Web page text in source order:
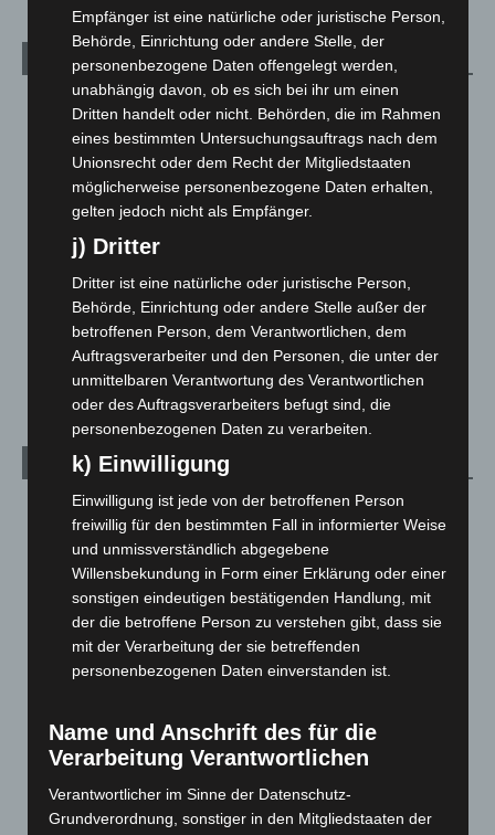
Kategorien
Blaulicht
2.799
Corona-News
712
Hannover und Region
Langenhagen und Ortsteile
Leserbriefe
Menschen
Über uns
Veranstaltungen
Archiv
August 2026(12)
Juli 2026 (73)
Juni 2026(139)
Mai 2026(99)
April 2026(99)
März 2026(115)
Januar 2026(122)
(103)
November 2025
Empfänger ist eine natürliche oder juristische Person,
Behörde, Einrichtung oder andere Stelle, der
personenbezogene Daten offengelegt werden,
unabhängig davon, ob es sich bei ihr um einen
Dritten handelt oder nicht. Behörden, die im Rahmen
eines bestimmten Untersuchungsauftrags nach dem
Unionsrecht oder dem Recht der Mitgliedstaaten
möglicherweise personenbezogene Daten erhalten,
gelten jedoch nicht als Empfänger.
j) Dritter
Dritter ist eine natürliche oder juristische Person,
Behörde, Einrichtung oder andere Stelle außer der
betroffenen Person, dem Verantwortlichen, dem
Auftragsverarbeiter und den Personen, die unter der
unmittelbaren Verantwortung des Verantwortlichen
oder des Auftragsverarbeiters befugt sind, die
personenbezogenen Daten zu verarbeiten.
k) Einwilligung
Einwilligung ist jede von der betroffenen Person
freiwillig für den bestimmten Fall in informierter Weise
und unmissverständlich abgegebene
Willensbekundung in Form einer Erklärung oder einer
sonstigen eindeutigen bestätigenden Handlung, mit
der die betroffene Person zu verstehen gibt, dass sie
mit der Verarbeitung der sie betreffenden
personenbezogenen Daten einverstanden ist.
Name und Anschrift des für die
Verarbeitung Verantwortlichen
Verantwortlicher im Sinne der Datenschutz-
Grundverordnung, sonstiger in den Mitgliedstaaten der